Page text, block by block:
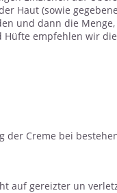
Haut (sowie
und dann die
Hüfte empfehlen wir die
Creme bei
auf gereizter un